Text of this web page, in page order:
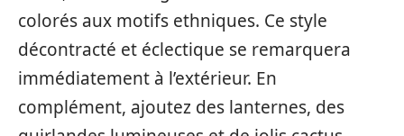
colorés aux motifs ethniques. Ce style
décontracté et éclectique se remarquera
immédiatement à l’extérieur. En
complément, ajoutez des lanternes, des